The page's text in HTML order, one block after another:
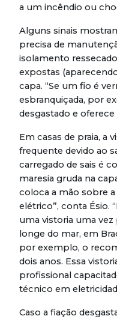
a um incêndio ou
Alguns sinais
precisa de
isolamento
expostas
capa. “Se um fio é
esbranquiçada, por
desgastado e oferece
Em casas de praia, a
frequente devido ao
carregado de sais é
maresia gruda na
coloca a mão sobre
elétrico”, conta Ésio.
uma vistoria uma vez
longe do mar, em
por exemplo, o
dois anos. Essa
profissional
técnico em
Caso a fiação